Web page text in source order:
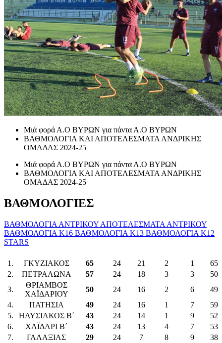
Μιά φορά Α.Ο ΒΥΡΩΝ για πάντα Α.Ο ΒΥΡΩΝ
ΒΑΘΜΟΛΟΓΙΑ ΚΑΙ ΑΠΟΤΕΛΕΣΜΑΤΑ ΑΝΔΡΙΚΗΣ
ΟΜΑΔΑΣ 2024-25
Μιά φορά Α.Ο ΒΥΡΩΝ για πάντα Α.Ο ΒΥΡΩΝ
ΒΑΘΜΟΛΟΓΙΑ ΚΑΙ ΑΠΟΤΕΛΕΣΜΑΤΑ ΑΝΔΡΙΚΗΣ
ΟΜΑΔΑΣ 2024-25
ΒΑΘΜΟΛΟΓΙΕΣ
ΒΑΘΜΟΛΟΓΙΑ ΑΝΤΡΙΚΟΥ ΑΠΟΤΕΛΕΣΜΑΤΑ ΑΝΤΡΙΚΟΥ
ΒΑΘΜΟΛΟΓΙΑ Κ16 ΒΑΘΜΟΛΟΓΙΑ Κ13 ΒΑΘΜΟΛΟΓΙΑ Κ12
STARS
1.
ΓΚΥΖΙΑΚΟΣ 65 24 21 2 1
65
2.
ΠΕΤΡΑΛΩΝΑ 57 24 18 3 3
50
3.
ΘΡΙΑΜΒΟΣ
ΧΑΪΔΑΡΙΟΥ
50 24 16 2 6
49
4.
ΠΑΤΗΣΙΑ 49 24 16 1 7
59
5.
ΗΛΥΣΙΑΚΟΣ Β΄ 43 24 14 1 9
52
6.
ΧΑΪΔΑΡΙ Β΄ 43 24 13 4 7
53
7.
ΓΑΛΑΞΙΑΣ 29 24 7 8 9
38